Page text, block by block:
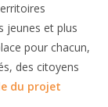
jeunes et plus
pour chacun,
des citoyens
du projet